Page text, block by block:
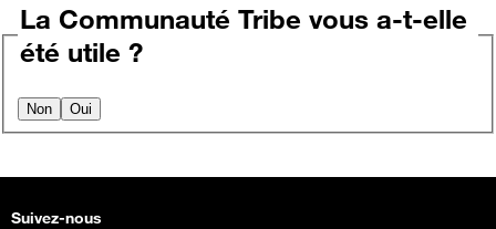
La Communauté Tribe vous a-t-elle
été utile ?
Non Oui
Suivez-nous